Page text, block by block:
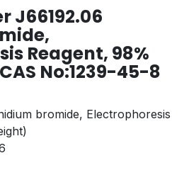
J66192.06
Reagent, 98%
No:1239-45-8
bromide, Electrophoresis